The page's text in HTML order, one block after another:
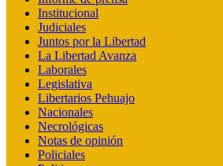
Institucional
Judiciales
Juntos por la Libertad
La Libertad Avanza
Laborales
Legislativa
Libertarios Pehuajo
Nacionales
Necrológicas
Notas de opinión
Policiales